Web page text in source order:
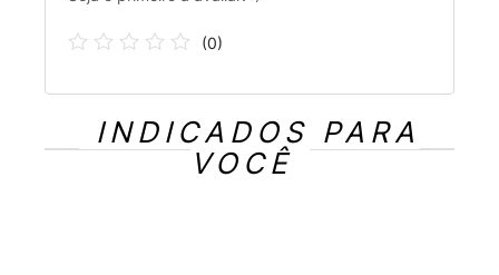
(0)
INDICADOS PARA
VOCÊ